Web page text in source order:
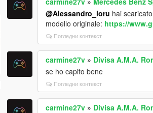
@Alessandro_loru hai
modello originale: https://
Погледни контекст
carmine27v » Divisa A.M.A.
se ho capito bene
Погледни контекст
carmine27v » Divisa A.M.A.